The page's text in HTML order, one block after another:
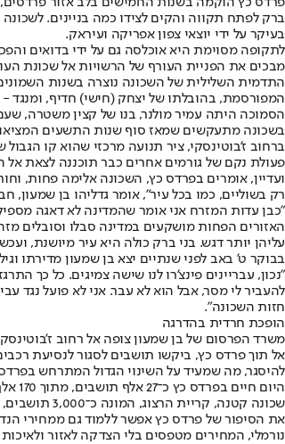
ברק לפתח תקווה והקים לצידו כמה בניינים.
בעיקר על ידי יוצאי צפון אפריקה ועיראק.
לתקופה מסוימת היא אוכלסה גם על ידי בדואים
מבכים את הפניית העורף של הרשויות אל שכונת
התדמית השלילית של השכונה נוצרה בשנות
המפורסמת, בהובלתו של יצחק (חישי) חדיף, ומנגד
הסמוכה היתה עמיר מולנר, בנו של קצין משטרה,
בשכונה מתעקשים שמאז סוף שנות התשעים
ברחוב ז'בוטינסקי, ציר תנועה מרכזי שהוא קו
פעולת נקם של גורמים אחרים כבר תוכננה לצאת
ועדיין, אומרים בפרדס כץ, השכונה אלימה פחות,
רק בשוליים, כמו בכל עיר", אומר גדליהו בן
"כבן עדות המזרח אני אומר שהמדינה לא דאגה
האזורים הפחות מושקעים במדינה סבלו וסובלים
עליהן יותר דגש. בני ברק כולה היא עיר מיושנת,
בבוקר ט' באב לפני שנתיים יצא בן שמעון מדירתו
"נכון, עבריינים פינצ'רו לנו שישה צמיגים. כל כך
להעביר לי מסר, אבל הוא לא עבר. אני לא פועל נגד
חזות השכונה".
הופכת חרדית בהדרגה
משרד הפרסום של בן שמעון צופה אל רחוב
אל תוך פרדס כץ, ביקשו תושבים לסגור לנסיעת
להיסגר, מה שמעיד על השינוי הגדול המתרחש
שכונה קטנה, קריית הרצוג, המונה כ־3,000 תושבים, כולם חרדים. רבים מהשירותים העירוניים משותפים לשתי השכונות.
נורמלי, המחירים מטפסים בלי הצדקה לאזור